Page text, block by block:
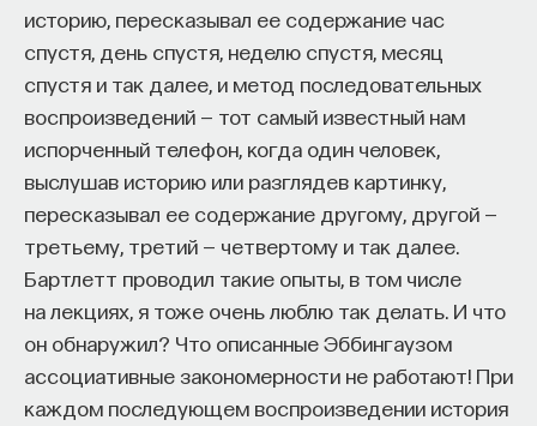
историю, пересказывал ее содержание час
спустя, день спустя, неделю спустя, месяц
спустя и так далее, и метод последовательных
воспроизведений — тот самый известный нам
испорченный телефон, когда один человек,
выслушав историю или разглядев картинку,
пересказывал ее содержание другому, другой —
третьему, третий — четвертому и так далее.
Бартлетт проводил такие опыты, в том числе
на лекциях, я тоже очень люблю так делать. И что
он обнаружил? Что описанные Эббингаузом
ассоциативные закономерности не работают! При
каждом последующем воспроизведении история